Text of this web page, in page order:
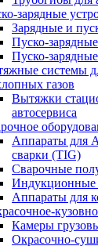
зарядные
Зарядные и
Пуско-
Пуско-
системы
газов
Вытяжки
автосервиса
Аппараты для
сварки (TIG)
Сварочные
Индукционные
Аппараты для
Камеры
Окрасочно-